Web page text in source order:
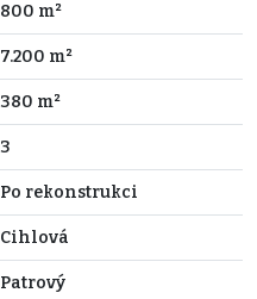
800 m²
7.200 m²
380 m²
3
Po rekonstrukci
Cihlová
Patrový